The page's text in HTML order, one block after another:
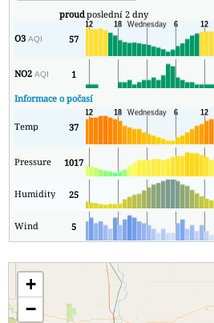
proudposlední 2 dny
O3AQI 57
NO2AQI 1
Informace o počasí
Temp 37
Pressure 1017
Humidity 25
Wind 5
+
−